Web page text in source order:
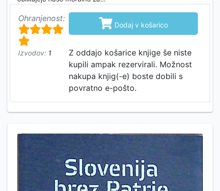
Ohranjenost:
Izvodov: 1
 Dodaj v košarico
Z oddajo košarice knjige še niste
kupili ampak rezervirali. Možnost
nakupa knjig(-e) boste dobili s
povratno e-pošto.